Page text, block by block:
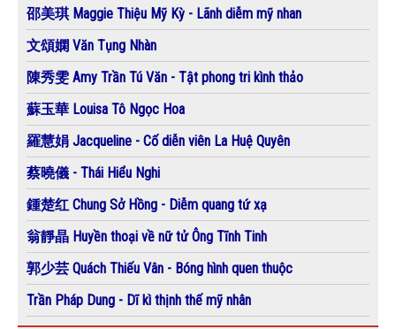
邵美琪 Maggie Thiệu Mỹ Kỳ - Lãnh diễm mỹ nhan
文頌嫻 Văn Tụng Nhàn
陳秀雯 Amy Trần Tú Văn - Tật phong tri kình thảo
蘇玉華 Louisa Tô Ngọc Hoa
羅慧娟 Jacqueline - Cố diễn viên La Huệ Quyên
蔡曉儀 - Thái Hiểu Nghi
鍾楚红 Chung Sở Hồng - Diễm quang tứ xạ
翁靜晶 Huyền thoại về nữ tử Ông Tĩnh Tinh
郭少芸 Quách Thiếu Vân - Bóng hình quen thuộc
Trần Pháp Dung - Dĩ kì thịnh thế mỹ nhân